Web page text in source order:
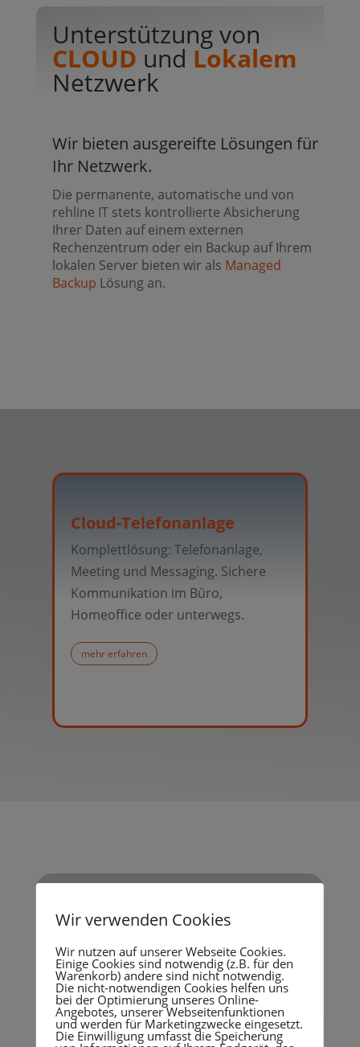
Unterstützung von
CLOUD und Lokalem
Netzwerk
Wir bieten ausgereifte Lösungen für
Ihr Netzwerk.
Die permanente, automatische und von
rehline IT stets kontrollierte Absicherung
Ihrer Daten auf einem externen
Rechenzentrum oder ein Backup auf Ihrem
lokalen Server bieten wir als Managed
Backup Lösung an.
Cloud-Telefonanlage
Komplettlösung: Telefonanlage,
Meeting und Messaging. Sichere
Kommunikation im Büro,
Homeoffice oder unterwegs.
mehr erfahren
IhrIT-Dienstleister
Geschäftspartnerfür
alle Anliegen
Wir verwenden Cookies
Wir nutzen auf unserer Webseite Cookies.
Einige Cookies sind notwendig (z.B. für den
Warenkorb) andere sind nicht notwendig.
Die nicht-notwendigen Cookies helfen uns
bei der Optimierung unseres Online-
Angebotes, unserer Webseitenfunktionen
und werden für Marketingzwecke eingesetzt.
Die Einwilligung umfasst die Speicherung